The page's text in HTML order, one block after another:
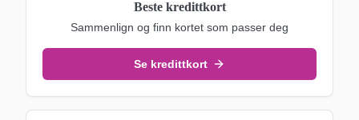
Beste kredittkort
Sammenlign og finn kortet som passer deg
Se kredittkort